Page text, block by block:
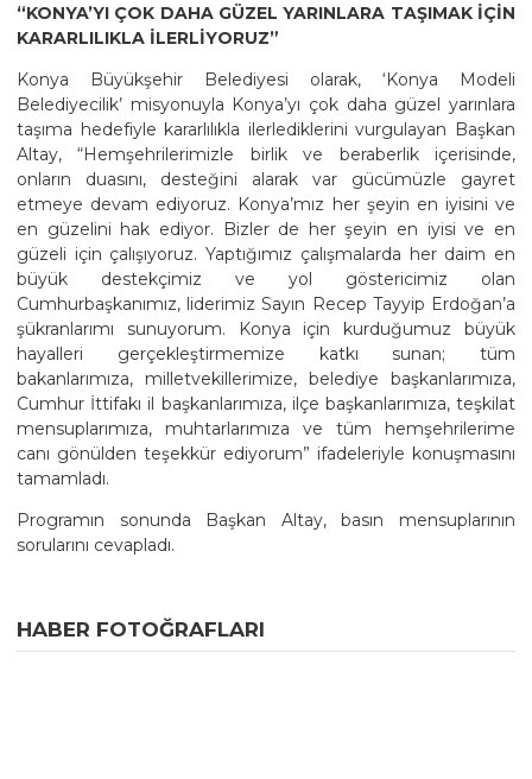
“KONYA’YI ÇOK DAHA GÜZEL YARINLARA TAŞIMAK İÇİN
KARARLILIKLA İLERLİYORUZ”
Konya Büyükşehir Belediyesi olarak, ‘Konya Modeli
Belediyecilik’ misyonuyla Konya’yı çok daha güzel yarınlara
taşıma hedefiyle kararlılıkla ilerlediklerini vurgulayan Başkan
Altay, “Hemşehrilerimizle birlik ve beraberlik içerisinde,
onların duasını, desteğini alarak var gücümüzle gayret
etmeye devam ediyoruz. Konya’mız her şeyin en iyisini ve
en güzelini hak ediyor. Bizler de her şeyin en iyisi ve en
güzeli için çalışıyoruz. Yaptığımız çalışmalarda her daim en
büyük destekçimiz ve yol göstericimiz olan
Cumhurbaşkanımız, liderimiz Sayın Recep Tayyip Erdoğan’a
şükranlarımı sunuyorum. Konya için kurduğumuz büyük
hayalleri gerçekleştirmemize katkı sunan; tüm
bakanlarımıza, milletvekillerimize, belediye başkanlarımıza,
Cumhur İttifakı il başkanlarımıza, ilçe başkanlarımıza, teşkilat
mensuplarımıza, muhtarlarımıza ve tüm hemşehrilerime
canı gönülden teşekkür ediyorum” ifadeleriyle konuşmasını
tamamladı.
Programın sonunda Başkan Altay, basın mensuplarının
sorularını cevapladı.
HABER FOTOĞRAFLARI